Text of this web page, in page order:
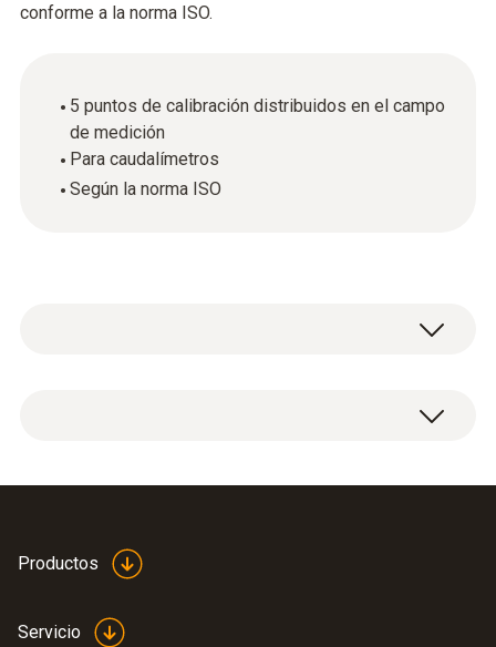
conforme a la norma ISO.
5 puntos de calibración distribuidos en el campo
de medición
Para caudalímetros
Según la norma ISO
Productos
Servicio